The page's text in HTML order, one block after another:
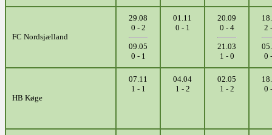
FC Nordsjælland
29.08
0 - 2
09.05
0 - 1
01.11
0 - 1
20.09
0 - 4
21.03
1 - 0
2
0
HB Køge
07.11
1 - 1
04.04
1 - 2
02.05
1 - 2
0